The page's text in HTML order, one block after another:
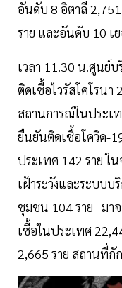
อันดับ 8 อิตาลี
ราย และอันดับ 10 เ
เวลา 11.30 น.ศูนย์
ติดเชื้อไวรัสโคโรนา
สถานการณ์ในประเ
ยืนยันติดเชื้อโควิด-
ประเทศ 142 ราย ใ
เฝ้าระวังและระบบบ
ชุมชน 104 ราย มา
เชื้อในประเทศ
2,665 ราย สถานที่กั